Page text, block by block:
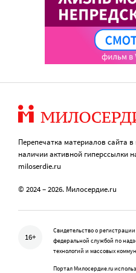
Перепечатка материалов сайта
наличии активной гиперссылки
miloserdie.ru
© 2024 – 2026. Милосердие.ru
16+
Свидетельство о
федеральной службой по
технологий и массовых
Портал Милосердие.ru